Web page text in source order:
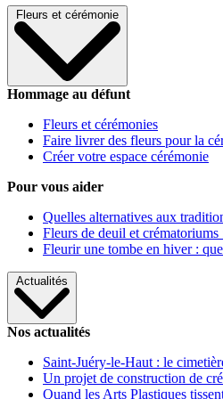
Fleurs et cérémonie
Hommage au défunt
Fleurs et cérémonies
Faire livrer des fleurs pour la
Créer votre espace cérémonie
Pour vous aider
Quelles alternatives aux
Fleurs de deuil et
Fleurir une tombe en hiver :
Actualités
Nos actualités
Saint-Juéry-le-Haut : le
Un projet de construction de
Quand les Arts Plastiques